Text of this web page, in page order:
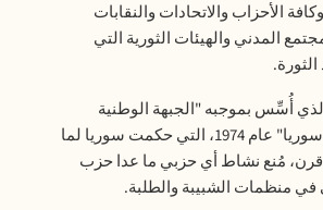
الأحزاب والاتحادات والنقابات
المدني والهيئات الثورية التي
التقدمية في سوريا" عام 1974، التي حكمت سوريا لما
مُنع نشاط أي حزبي ما عدا حزب
في منظمات الشبيبة والطلبة.